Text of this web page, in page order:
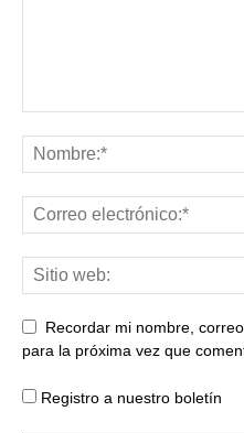
Recordar mi nombre,
para la próxima vez que
Registro a nuestro boletín